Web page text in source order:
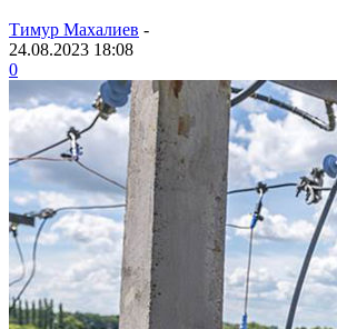
Тимур Махалиев -
24.08.2023 18:08
0